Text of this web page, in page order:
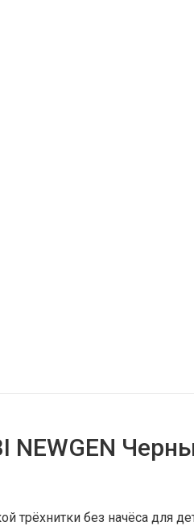
NEWGEN
трёхнитки без начёса для